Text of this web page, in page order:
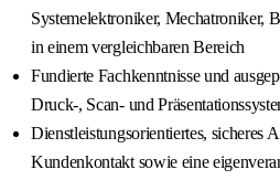
Systemelektroniker, Mechatroniker,
in einem vergleichbaren Bereich
Fundierte Fachkenntnisse und
Druck-, Scan- und
Dienstleistungsorientiertes, sicheres
Kundenkontakt sowie eine